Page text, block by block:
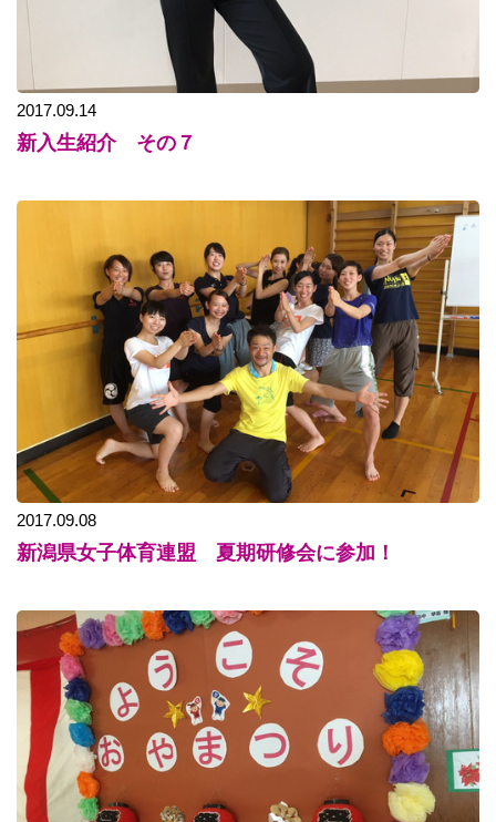
2017.09.14
新入生紹介 その７
2017.09.08
新潟県女子体育連盟 夏期研修会に参加！